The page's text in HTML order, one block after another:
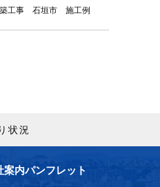
工事 石垣市 施工例
状況
案内パンフレット